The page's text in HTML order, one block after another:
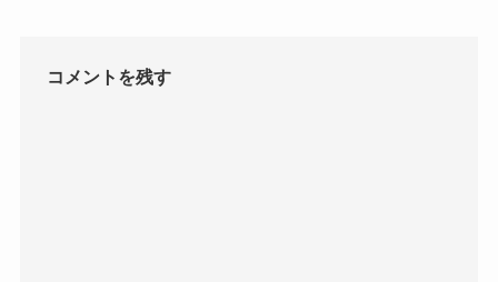
コメントを残す